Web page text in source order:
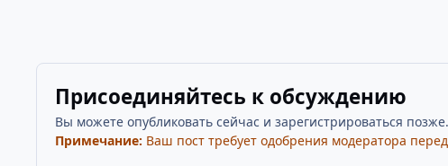
Присоединяйтесь к обсуждению
Вы можете опубликовать сейчас и зарегистрироваться позже.
Примечание: Ваш пост требует одобрения модератора